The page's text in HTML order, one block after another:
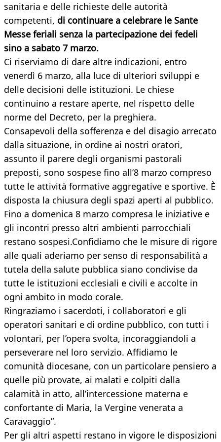
sanitaria e delle richieste delle autorità
competenti, di continuare a celebrare le Sante
Messe feriali senza la partecipazione dei fedeli
sino a sabato 7 marzo.
Ci riserviamo di dare altre indicazioni, entro
venerdì 6 marzo, alla luce di ulteriori sviluppi e
delle decisioni delle istituzioni. Le chiese
continuino a restare aperte, nel rispetto delle
norme del Decreto, per la preghiera.
Consapevoli della sofferenza e del disagio arrecato
dalla situazione, in ordine ai nostri oratori,
assunto il parere degli organismi pastorali
preposti, sono sospese fino all’8 marzo compreso
tutte le attività formative aggregative e sportive. È
disposta la chiusura degli spazi aperti al pubblico.
Fino a domenica 8 marzo compresa le iniziative e
gli incontri presso altri ambienti parrocchiali
restano sospesi.Confidiamo che le misure di rigore
alle quali aderiamo per senso di responsabilità a
tutela della salute pubblica siano condivise da
tutte le istituzioni ecclesiali e civili e accolte in
ogni ambito in modo corale.
Ringraziamo i sacerdoti, i collaboratori e gli
operatori sanitari e di ordine pubblico, con tutti i
volontari, per l’opera svolta, incoraggiandoli a
perseverare nel loro servizio. Affidiamo le
comunità diocesane, con un particolare pensiero a
quelle più provate, ai malati e colpiti dalla
calamità in atto, all’intercessione materna e
confortante di Maria, la Vergine venerata a
Caravaggio”.
Per gli altri aspetti restano in vigore le disposizioni